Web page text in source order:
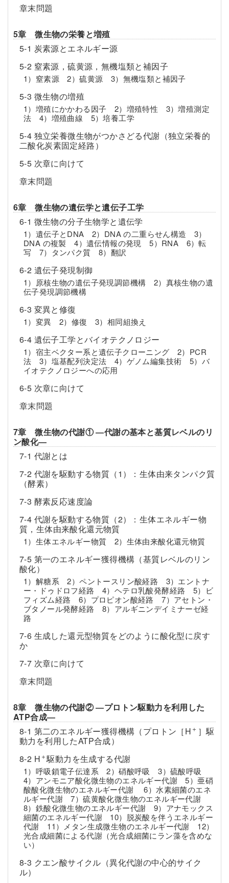
章末問題
5章 微生物の栄養と増殖
5-1 炭素源とエネルギー源
5-2 窒素源，硫黄源，無機塩類と補因子
1）窒素源 2）硫黄源 3）無機塩類と補因子
5-3 微生物の増殖
1）増殖にかかわる因子 2）増殖特性 3）増殖測定
法 4）増殖曲線 5）培養工学
5-4 独立栄養微生物がつかさどる代謝（独立栄養的
二酸化炭素固定経路）
5-5 次章に向けて
章末問題
6章 微生物の遺伝学と遺伝子工学
6-1 微生物の分子生物学と遺伝学
1）遺伝子とDNA 2）DNA の二重らせん構造 3）
DNA の複製 4）遺伝情報の発現 5）RNA 6）転
写 7）タンパク質 8）翻訳
6-2 遺伝子発現制御
1）原核生物の遺伝子発現調節機構 2）真核生物の遺
伝子発現調節機構
6-3 変異と修復
1）変異 2）修復 3）相同組換え
6-4 遺伝子工学とバイオテクノロジー
1）宿主ベクター系と遺伝子クローニング 2）PCR
法 3）塩基配列決定法 4）ゲノム編集技術 5）バ
イオテクノロジーへの応用
6-5 次章に向けて
章末問題
7章 微生物の代謝① ―代謝の基本と基質レベルのリ
ン酸化―
7-1 代謝とは
7-2 代謝を駆動する物質（1）：生体由来タンパク質
（酵素）
7-3 酵素反応速度論
7-4 代謝を駆動する物質（2）：生体エネルギー物
質，生体由来酸化還元物質
1）生体エネルギー物質 2）生体由来酸化還元物質
7-5 第一のエネルギー獲得機構（基質レベルのリン
酸化）
1）解糖系 2）ペントースリン酸経路 3）エントナ
ー・ドゥドロフ経路 4）ヘテロ乳酸発酵経路 5）ビ
フィズム経路 6）プロピオン酸経路 7）アセトン・
ブタノール発酵経路 8）アルギニンデイミナーゼ経
路
7-6 生成した還元型物質をどのように酸化型に戻す
か
7-7 次章に向けて
章末問題
8章 微生物の代謝② ―プロトン駆動力を利用した
ATP合成―
8-1 第二のエネルギー獲得機構（プロトン［H ＋ ］駆
動力を利用したATP合成）
8-2 H ＋駆動力を生成する代謝
1）呼吸鎖電子伝達系 2）硝酸呼吸 3）硫酸呼吸
4）アンモニア酸化微生物のエネルギー代謝 5）亜硝
酸酸化微生物のエネルギー代謝 6）水素細菌のエネ
ルギー代謝 7）硫黄酸化微生物のエネルギー代謝
8）鉄酸化微生物のエネルギー代謝 9）アナモックス
細菌のエネルギー代謝 10）脱炭酸を伴うエネルギー
代謝 11）メタン生成微生物のエネルギー代謝 12）
光合成細菌による代謝（光合成細菌にラン藻を含めな
い）
8-3 クエン酸サイクル（異化代謝の中心的サイク
ル）